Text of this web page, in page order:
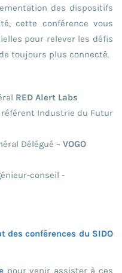
des dispositifs
cette conférence vous
pour relever les défis
toujours plus connecté.
RED Alert Labs
référent Industrie du Futur
Délégué – VOGO
conseil -
des conférences du SIDO
pour venir assister à ces